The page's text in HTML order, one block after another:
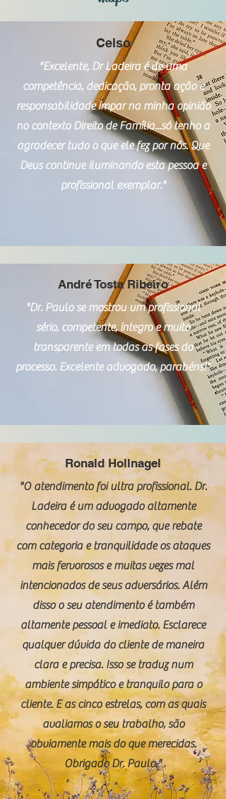
Celso
"Excelente, Dr Ladeira é de uma
competência, dedicação, pronta ação e
responsabilidade ímpar na minha opinião
no contexto Direito de Família...só tenho a
agradecer tudo o que ele fez por nós. Que
Deus continue iluminando esta pessoa e
profissional exemplar."
André Tosta Ribeiro
"Dr. Paulo se mostrou um profissional
sério, competente, íntegro e muito
transparente em todas as fases do
processo. Excelente advogado, parabéns!"
Ronald Hollnagel
"O atendimento foi ultra profissional. Dr.
Ladeira é um advogado altamente
conhecedor do seu campo, que rebate
com categoria e tranquilidade os ataques
mais fervorosos e muitas vezes mal
intencionados de seus adversários. Além
disso o seu atendimento é também
altamente pessoal e imediato. Esclarece
qualquer dúvida do cliente de maneira
clara e precisa. Isso se traduz num
ambiente simpático e tranquilo para o
cliente. E as cinco estrelas, com as quais
avaliamos o seu trabalho, são
obviamente mais do que merecidas.
Obrigado Dr. Paulo."